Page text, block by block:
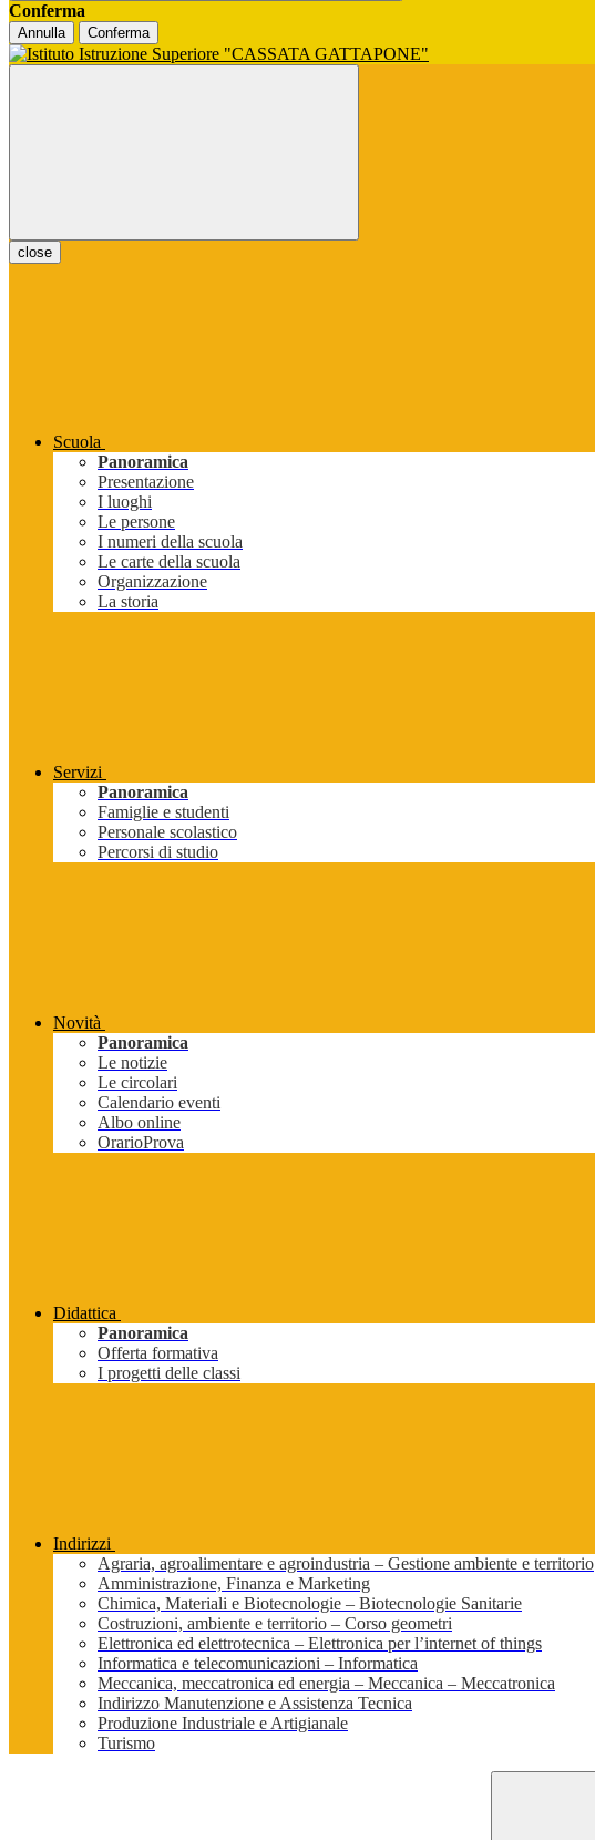
Conferma
Annulla Conferma
close
Scuola
Panoramica
Presentazione
I luoghi
Le persone
I numeri della scuola
Le carte della scuola
Organizzazione
La storia
Servizi
Panoramica
Famiglie e studenti
Personale scolastico
Percorsi di studio
Novità
Panoramica
Le notizie
Le circolari
Calendario eventi
Albo online
OrarioProva
Didattica
Panoramica
Offerta formativa
I progetti delle classi
Indirizzi
Agraria, agroalimentare e agroindustria – Gestione ambiente e territorio
Amministrazione, Finanza e Marketing
Chimica, Materiali e Biotecnologie – Biotecnologie Sanitarie
Costruzioni, ambiente e territorio – Corso geometri
Elettronica ed elettrotecnica – Elettronica per l’internet of things
Informatica e telecomunicazioni – Informatica
Meccanica, meccatronica ed energia – Meccanica – Meccatronica
Indirizzo Manutenzione e Assistenza Tecnica
Produzione Industriale e Artigianale
Turismo